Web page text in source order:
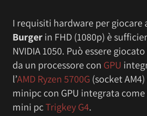
I requisiti hardware per giocare
Burgerin FHD (1080p) è
NVIDIA 1050. Può essere
da un processore con GPU
l’AMD Ryzen 5700G (socket
minipc con GPU integrata
mini pcTrigkey G4.